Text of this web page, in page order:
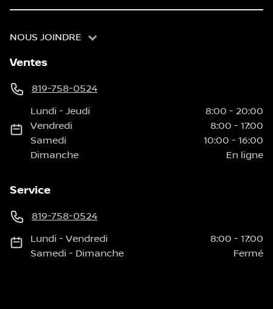
NOUS JOINDRE
Ventes
819-758-0524
Lundi -Jeudi 8:00 - 20:00
Vendredi
8:00 - 17:00
Samedi
10:00 - 16:00
Dimanche
En ligne
Service
819-758-0524
Lundi -Vendredi 8:00 - 17:00
Samedi - Dimanche Fermé